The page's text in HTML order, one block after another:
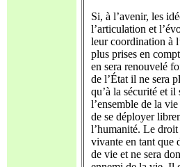
Si, à l’avenir, les
l’articulation et
leur coordination à
plus prises en
en sera renouvelé
de l’État il ne sera
qu’à la sécurité et il
l’ensemble de la
de se déployer
l’humanité. Le droit
vivante en tant que
de vie et ne sera